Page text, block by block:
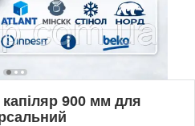
900 мм для